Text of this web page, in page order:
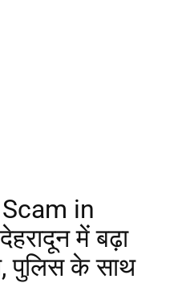
in
में बढ़ा
पुलिस के साथ